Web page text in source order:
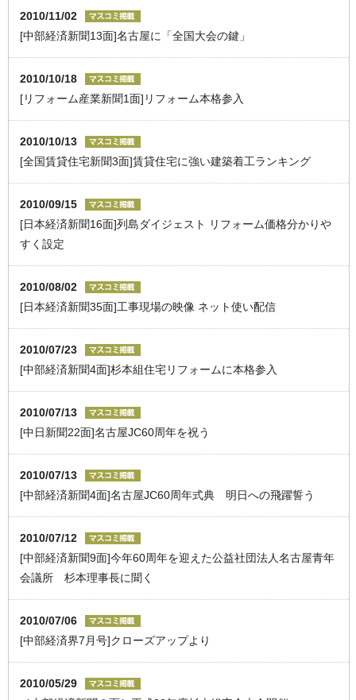
2010/11/02
[中部経済新聞13面]名古屋に「全国大会の鍵」
2010/10/18
[リフォーム産業新聞1面]リフォーム本格参入
2010/10/13
[全国賃貸住宅新聞3面]賃貸住宅に強い建築着工ランキング
2010/09/15
[日本経済新聞16面]列島ダイジェスト リフォーム価格分かりや
すく設定
2010/08/02
[日本経済新聞35面]工事現場の映像 ネット使い配信
2010/07/23
[中部経済新聞4面]杉本組住宅リフォームに本格参入
2010/07/13
[中日新聞22面]名古屋JC60周年を祝う
2010/07/13
[中部経済新聞4面]名古屋JC60周年式典 明日への飛躍誓う
2010/07/12
[中部経済新聞9面]今年60周年を迎えた公益社団法人名古屋青年
会議所 杉本理事長に聞く
2010/07/06
[中部経済界7月号]クローズアップより
2010/05/29